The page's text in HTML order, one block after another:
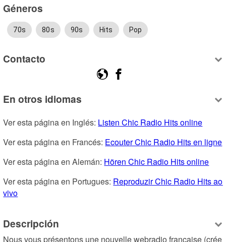
Géneros
70s 80s 90s Hits Pop
Contacto
En otros idiomas
Ver esta página en Inglés: Listen Chic Radio Hits online
Ver esta página en Francés: Ecouter Chic Radio Hits en ligne
Ver esta página en Alemán: Hören Chic Radio Hits online
Ver esta página en Portugues: Reproduzir Chic Radio Hits ao
vivo
Descripción
Nous vous présentons une nouvelle webradio française (crée